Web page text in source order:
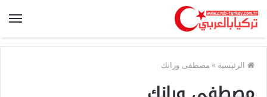
الرئيسية » مصطفى ورانك